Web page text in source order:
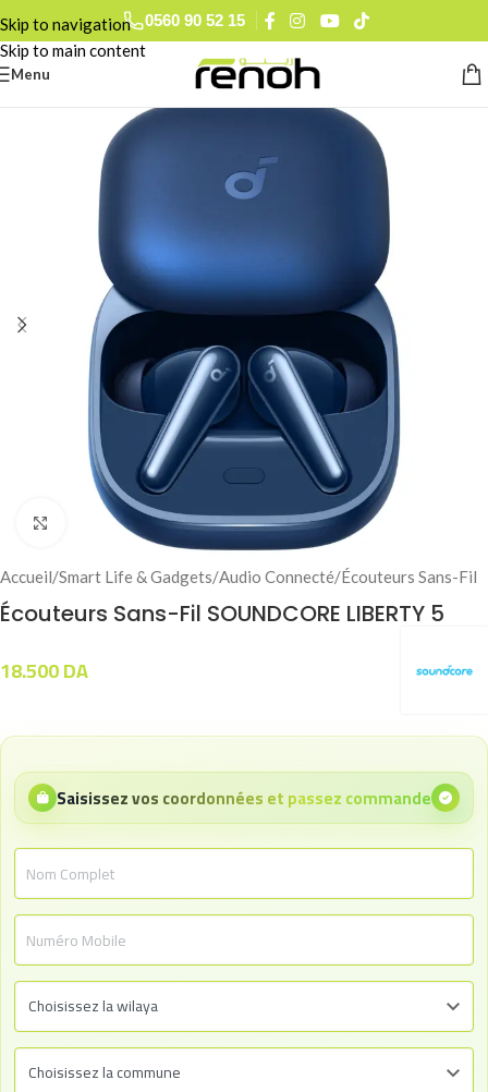
Skip to navigation
Skip to main content
0560 90 52 15
Menu
Click to enlarge
Accueil/Smart Life & Gadgets/Audio Connecté/Écouteurs Sans-Fil
Écouteurs Sans-Fil SOUNDCORE LIBERTY 5
18.500DA
Saisissez vos coordonnées et passez commande